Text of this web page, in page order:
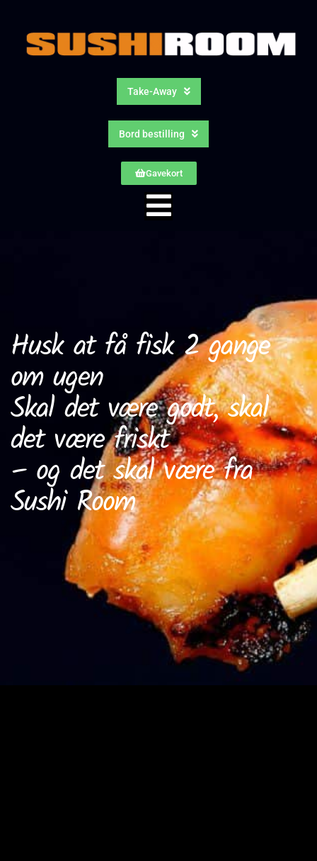
Take-Away
Bord bestilling
Gavekort
Husk at få fisk 2 gange
om ugen
Skal det være godt, skal
det være friskt
– og det skal være fra
Sushi Room